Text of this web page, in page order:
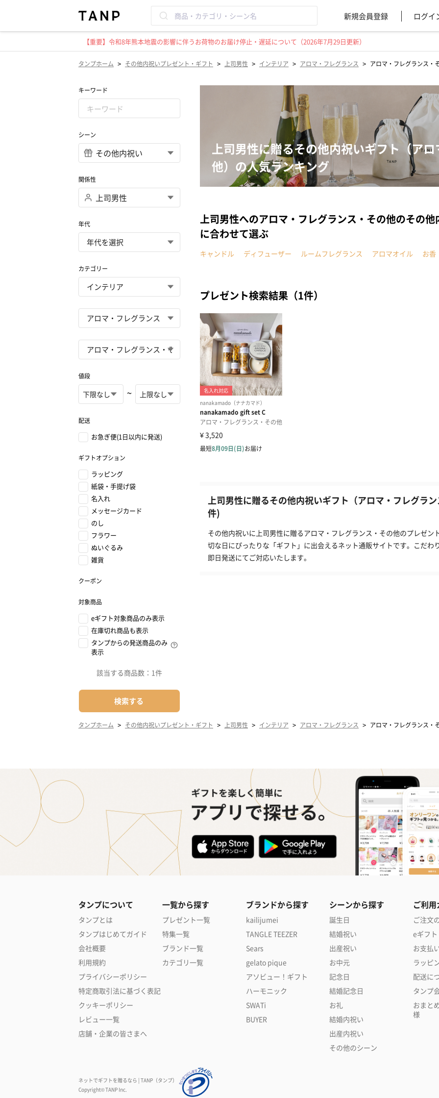
新規会員登録 ログイ
【重要】令和8年熊本地震の影響に伴うお荷物のお届け停止・遅延について（2026年7月29日更新）
タンプホーム > その他内祝いプレゼント・ギフト > 上司男性 > インテリア > アロマ・フレグランス > アロマ・フレグランス・
キーワード
シーン
関係性
年代
カテゴリー
値段
~
配送
お急ぎ便(1日以内に発送)
ギフトオプション
ラッピング
紙袋・手提げ袋
名入れ
メッセージカード
のし
フラワー
ぬいぐるみ
雑貨
クーポン
対象商品
eギフト対象商品のみ表示
在庫切れ商品も表示
タンプからの発送商品のみ
表示
該当する商品数： 1件
検索する
上司男性に贈るその他内祝いギフト（ア
他）の人気ランキング
上司男性へのアロマ・フレグランス・その他のその
に合わせて選ぶ
キャンドル ディフューザー ルームフレグランス アロマオイル お香
プレゼント検索結果（1件）
上司男性に贈るその他内祝いギフト（アロマ・フレグラ
件)
その他内祝いに上司男性に贈るアロマ・フレグランス・その他のプレゼ
切な日にぴったりな「ギフト」に出会えるネット通販サイトです。こだわ
即日発送にてご対応いたします。
タンプホーム > その他内祝いプレゼント・ギフト > 上司男性 > インテリア > アロマ・フレグランス > アロマ・フレグランス・
タンプについて
タンプとは
タンプはじめてガイド
会社概要
利用規約
プライバシーポリシー
特定商取引法に基づく表記
クッキーポリシー
レビュー一覧
店舗・企業の皆さまへ
一覧から探す
プレゼント一覧
特集一覧
ブランド一覧
カテゴリ一覧
ブランドから探す
kailijumei
TANGLE TEEZER
Sears
gelato pique
アソビュー！ギフト
ハーモニック
SWATi
BUYER
シーンから探す
誕生日
結婚祝い
出産祝い
お中元
記念日
結婚記念日
お礼
結婚内祝い
出産内祝い
その他のシーン
ご利
ご注文
eギフト
お支払
ラッピ
配送に
タンプ
おまと
様
ネットでギフトを贈るなら | TANP（タンプ）
Copyright© TANP Inc.